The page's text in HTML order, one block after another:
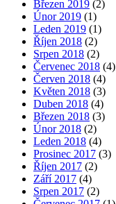
Březen 2019 (2)
Únor 2019 (1)
Leden 2019 (1)
Říjen 2018 (2)
Srpen 2018 (2)
Červenec 2018 (4)
Červen 2018 (4)
Květen 2018 (3)
Duben 2018 (4)
Březen 2018 (3)
Únor 2018 (2)
Leden 2018 (4)
Prosinec 2017 (3)
Říjen 2017 (2)
Září 2017 (4)
Srpen 2017 (2)